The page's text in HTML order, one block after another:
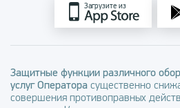
Загрузите из
Защитные функции различного
услуг Оператора существенно
совершения противоправных